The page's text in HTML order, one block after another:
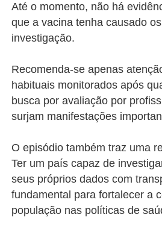
Até o momento, não há
que a vacina tenha causado
investigação.
Recomenda-se apenas
habituais monitorados após
busca por avaliação por
surjam manifestações
O episódio também traz uma
Ter um país capaz de
seus próprios dados com
fundamental para fortalecer a
população nas políticas de